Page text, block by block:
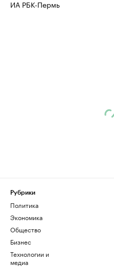
ИА РБК-Пермь
Рубрики
Политика
Экономика
Общество
Бизнес
Технологии и
медиа